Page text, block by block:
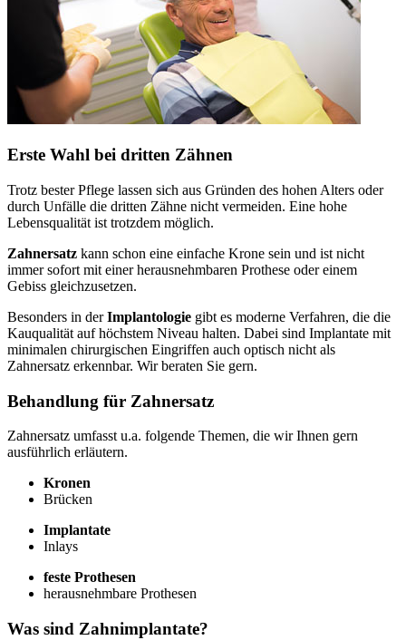
Erste Wahl bei dritten Zähnen
Trotz bester Pflege lassen sich aus Gründen des hohen Alters oder
durch Unfälle die dritten Zähne nicht vermeiden. Eine hohe
Lebensqualität ist trotzdem möglich.
Zahnersatz kann schon eine einfache Krone sein und ist nicht
immer sofort mit einer herausnehmbaren Prothese oder einem
Gebiss gleichzusetzen.
Besonders in derImplantologie gibt es moderne Verfahren, die die
Kauqualität auf höchstem Niveau halten. Dabei sind Implantate mit
minimalen chirurgischen Eingriffen auch optisch nicht als
Zahnersatz erkennbar. Wir beraten Sie gern.
Behandlung für Zahnersatz
Zahnersatz umfasst u.a. folgende Themen, die wir Ihnen gern
ausführlich erläutern.
Kronen
Brücken
Implantate
Inlays
feste Prothesen
herausnehmbare Prothesen
Was sind Zahnimplantate?